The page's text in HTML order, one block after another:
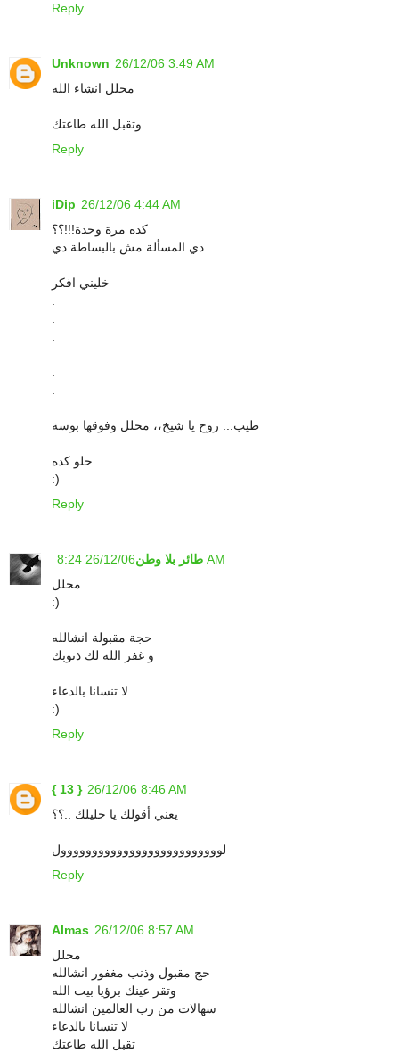
Reply
Unknown 26/12/06 3:49 AM
محلل انشاء الله
وتقبل الله طاعتك
Reply
iDip 26/12/06 4:44 AM
كده مرة وحدة!!!؟؟
دي المسألة مش بالبساطة دي
خليني افكر
طيب... روح يا شيخ،، محلل وفوقها بوسة
حلو كده
:)
Reply
طائر بلا وطن 26/12/06 8:24 AM
محلل
:)
حجة مقبولة انشالله
و غفر الله لك ذنوبك
لا تنسانا بالدعاء
:)
Reply
{ 13 } 26/12/06 8:46 AM
يعني أقولك يا حليلك ..؟؟
لوووووووووووووووووووووووووول
Reply
Almas 26/12/06 8:57 AM
محلل
حج مقبول وذنب مغفور انشالله
وتقر عينك برؤيا بيت الله
سهالات من رب العالمين انشالله
لا تنسانا بالدعاء
تقبل الله طاعتك